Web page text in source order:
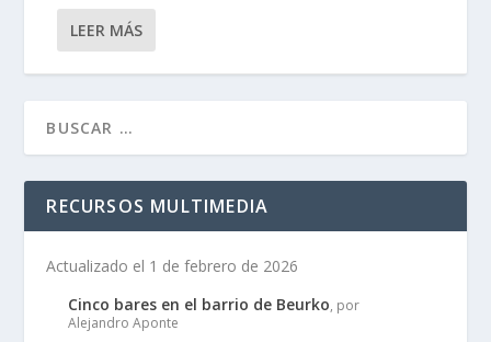
LEER MÁS
RECURSOS MULTIMEDIA
Actualizado el 1 de febrero de 2026
Cinco bares en el barrio de Beurko, por
Alejandro Aponte